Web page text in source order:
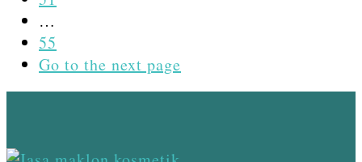
…
55
Go to the next page